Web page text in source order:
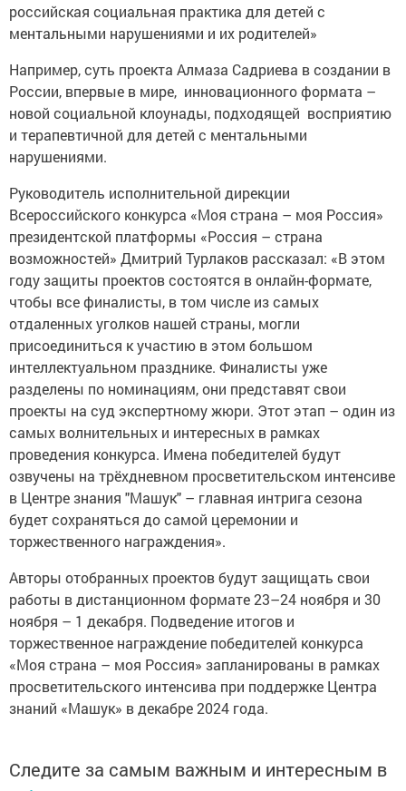
российская социальная практика для детей с
ментальными нарушениями и их родителей»
Например, суть проекта Алмаза Садриева в создании в
России, впервые в мире, инновационного формата –
новой социальной клоунады, подходящей восприятию
и терапевтичной для детей с ментальными
нарушениями.
Руководитель исполнительной дирекции
Всероссийского конкурса «Моя страна – моя Россия»
президентской платформы «Россия – страна
возможностей» Дмитрий Турлаков рассказал: «В этом
году защиты проектов состоятся в онлайн-формате,
чтобы все финалисты, в том числе из самых
отдаленных уголков нашей страны, могли
присоединиться к участию в этом большом
интеллектуальном празднике. Финалисты уже
разделены по номинациям, они представят свои
проекты на суд экспертному жюри. Этот этап – один из
самых волнительных и интересных в рамках
проведения конкурса. Имена победителей будут
озвучены на трёхдневном просветительском интенсиве
в Центре знания "Машук" – главная интрига сезона
будет сохраняться до самой церемонии и
торжественного награждения».
Авторы отобранных проектов будут защищать свои
работы в дистанционном формате 23–24 ноября и 30
ноября – 1 декабря. Подведение итогов и
торжественное награждение победителей конкурса
«Моя страна – моя Россия» запланированы в рамках
просветительского интенсива при поддержке Центра
знаний «Машук» в декабре 2024 года.
Следите за самым важным и интересным в